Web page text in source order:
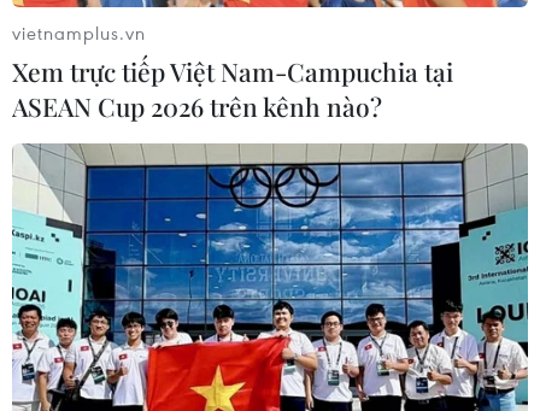
dỡ bỏ thì Moskva sẵn sàng đáp ứng.
vietnamplus.vn
Xem trực tiếp Việt Nam-Campuchia tại
ASEAN Cup 2026 trên kênh nào?